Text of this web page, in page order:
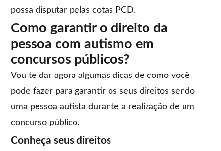
possa disputar pelas cotas PCD.
Como garantir o direito da
pessoa com autismo em
concursos públicos?
Vou te dar agora algumas dicas de como você
pode fazer para garantir os seus direitos sendo
uma pessoa autista durante a realização de um
concurso público.
Conheça seus direitos